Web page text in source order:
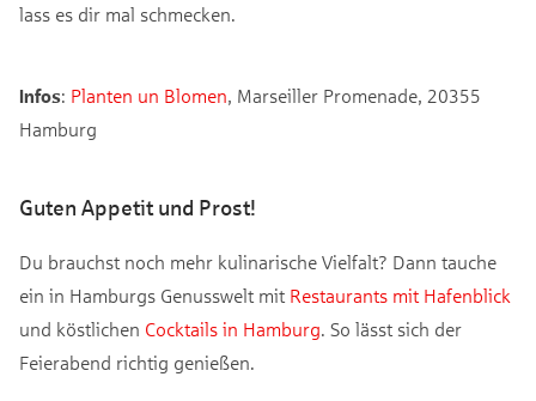
lass es dir mal schmecken.
Infos: Planten un Blomen , Marseiller Promenade, 20355
Hamburg
Guten Appetit und Prost!
Du brauchst noch mehr kulinarische Vielfalt? Dann tauche
ein in Hamburgs Genusswelt mit Restaurants mit Hafenblick
und köstlichen Cocktails in Hamburg . So lässt sich der
Feierabend richtig genießen.